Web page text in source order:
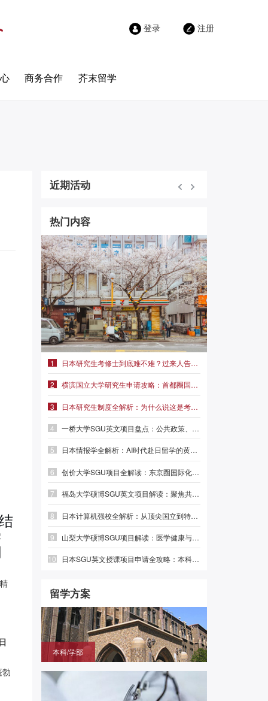
登录 注册
商务合作 芥末留学
勃
近期活动
热门内容
1 日本研究生考修士到底难不难？过来人告诉你真实难度|前程日本留学
2 横滨国立大学研究生申请攻略：首都圈国立名校，学费仅2.3万/年
3 日本研究生制度全解析：为什么说这是考修士最稳妥的路径？
4 一桥大学SGU英文项目盘点：公共政策、外交事务、MBA三大方向
5 日本情报学全解析：AI时代赴日留学的黄金赛道|前程日本留学
6 创价大学SGU项目全解读：东京圈国际化名校，本科/硕士/博士英文授课
7 福岛大学硕博SGU英文项目解读：聚焦共生系统与人间发达，英语直申
8 日本计算机强校全解析：从顶尖国立到特色专精，选对赛道少走弯路
9 山梨大学硕博SGU项目解读：医学健康与绿色光电，英语直申
10 日本SGU英文授课项目申请全攻略：本科、硕士时间线与避坑指南
留学方案
本科/学部
申请目标大学